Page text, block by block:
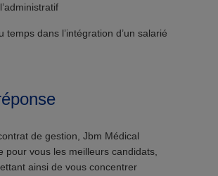
temps dans l’intégration d’un salarié
de gestion, Jbm Médical
pour vous les meilleurs candidats,
ainsi de vous concentrer